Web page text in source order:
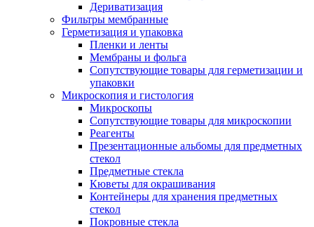
Дериватизация
Фильтры мембранные
Герметизация и упаковка
Пленки и ленты
Мембраны и фольга
Сопутствующие товары для герметизации и
упаковки
Микроскопия и гистология
Микроскопы
Сопутствующие товары для микроскопии
Реагенты
Презентационные альбомы для предметных
стекол
Предметные стекла
Кюветы для окрашивания
Контейнеры для хранения предметных
стекол
Покровные стекла